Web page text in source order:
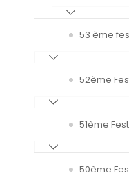
53 ème
52ème
51ème
50ème